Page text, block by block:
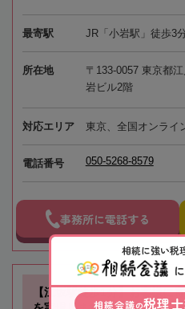
最寄駅 JR「小岩駅」徒歩3
所在地
〒133-0057 東京都
岩ビル2階
対応エリア 東京、全国オンライ
電話番号 050-5268-8579
事務所に電話する
【江坂駅徒歩1分】お客様に
相続に強い税
に
相続会議の税理